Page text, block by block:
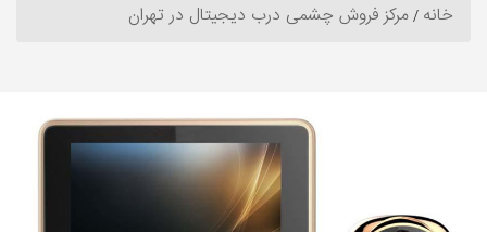
خانه مرکز فروش چشمی درب دیجیتال در تهران